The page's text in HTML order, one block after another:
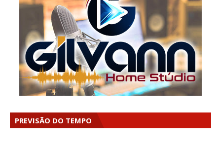
PREVISÃO DO TEMPO